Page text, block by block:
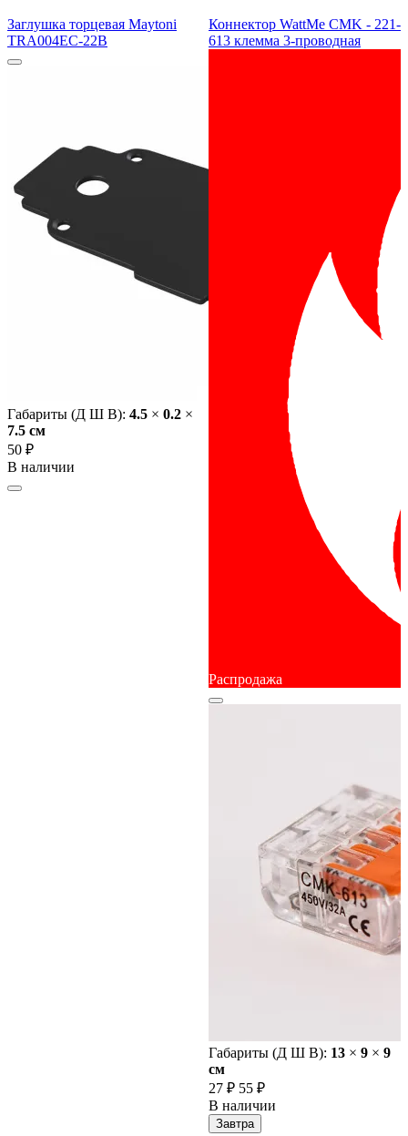
Заглушка торцевая Maytoni
TRA004EC-22B
Габариты (Д Ш В): 4.5 × 0.2 ×
7.5 cм
50 ₽
В наличии
Коннектор WattMe CMK - 221-
613 клемма 3-проводная
Распродажа
Габариты (Д Ш В): 13 × 9 × 9
cм
27 ₽ 55 ₽
В наличии
Завтра